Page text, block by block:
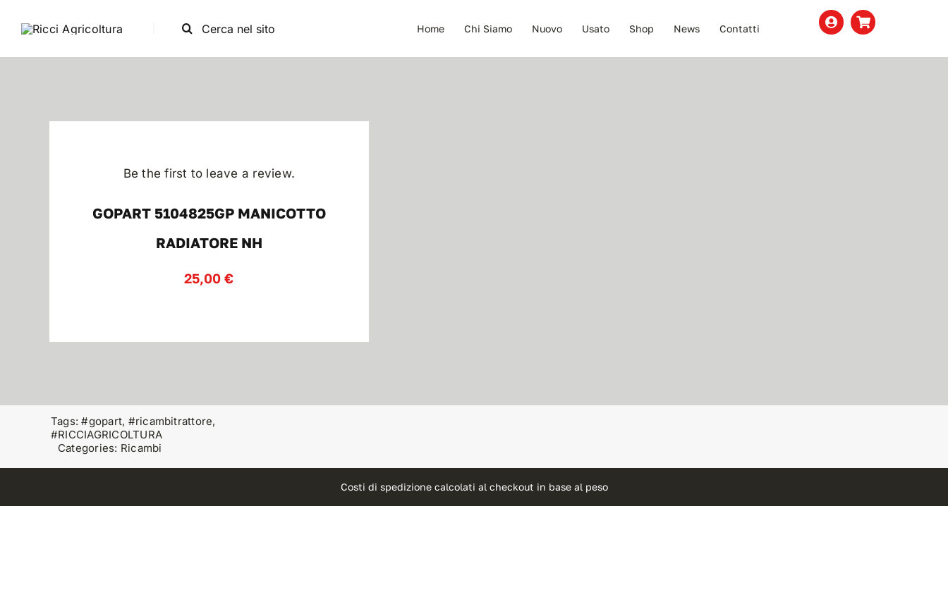
Cerca
Home Chi Siamo Nuovo Usato Shop News Contatti
Be the first to leave a review.
GOPART 5104825GP MANICOTTO
RADIATORE NH
25,00€
Tags:#gopart, #ricambitrattore,
#RICCIAGRICOLTURA
Categories: Ricambi
Costi di spedizione calcolati al checkout in base al peso